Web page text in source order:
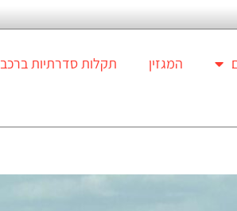
המגזין תקלות סדרתיות ברכב